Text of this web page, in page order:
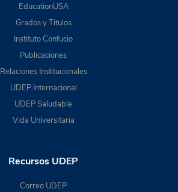
EducationUSA
Grados y Títulos
Instituto Confucio
Publicaciones
Relaciones Institucionales
UDEP Internacional
UDEP Saludable
Vida Universitaria
Recursos UDEP
Correo UDEP